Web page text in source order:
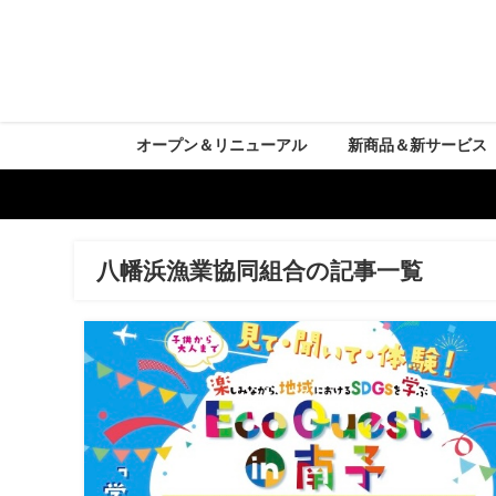
オープン＆リニューアル 新商品＆新サービス
八幡浜漁業協同組合の記事一覧